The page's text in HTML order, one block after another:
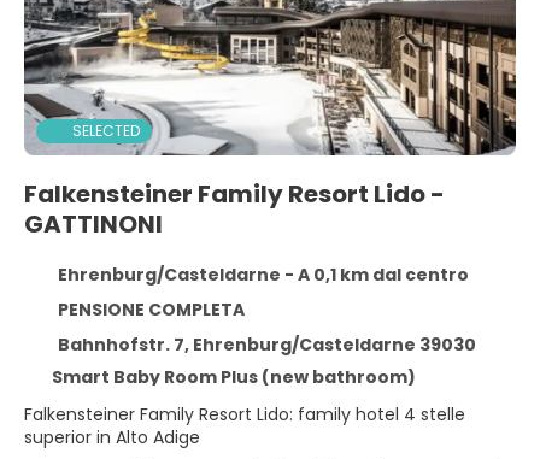
SELECTED
Falkensteiner Family Resort Lido -
GATTINONI
Ehrenburg/Casteldarne - A 0,1 km dal centro
PENSIONE COMPLETA
Bahnhofstr. 7, Ehrenburg/Casteldarne 39030
Smart Baby Room Plus (new bathroom)
Falkensteiner Family Resort Lido: family hotel 4 stelle
superior in Alto Adige